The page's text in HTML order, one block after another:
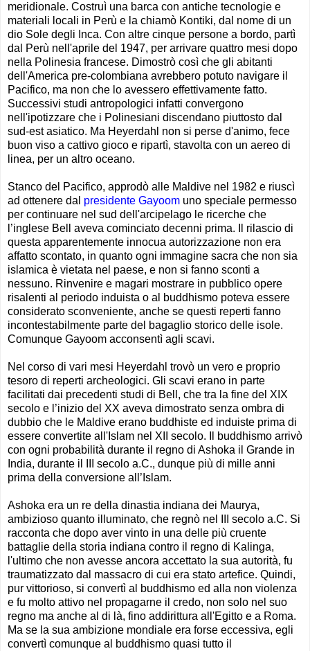
meridionale. Costruì una barca con antiche tecnologie e
materiali locali in Perù e la chiamò Kontiki, dal nome di un
dio Sole degli Inca. Con altre cinque persone a bordo, partì
dal Perù nell'aprile del 1947, per arrivare quattro mesi dopo
nella Polinesia francese. Dimostrò così che gli abitanti
dell'America pre-colombiana avrebbero potuto navigare il
Pacifico, ma non che lo avessero effettivamente fatto.
Successivi studi antropologici infatti convergono
nell'ipotizzare che i Polinesiani discendano piuttosto dal
sud-est asiatico. Ma Heyerdahl non si perse d'animo, fece
buon viso a cattivo gioco e ripartì, stavolta con un aereo di
linea, per un altro oceano.
Stanco del Pacifico, approdò alle Maldive nel 1982 e riuscì
ad ottenere dal presidente Gayoom uno speciale permesso
per continuare nel sud dell'arcipelago le ricerche che
l’inglese Bell aveva cominciato decenni prima. Il rilascio di
questa apparentemente innocua autorizzazione non era
affatto scontato, in quanto ogni immagine sacra che non sia
islamica è vietata nel paese, e non si fanno sconti a
nessuno. Rinvenire e magari mostrare in pubblico opere
risalenti al periodo induista o al buddhismo poteva essere
considerato sconveniente, anche se questi reperti fanno
incontestabilmente parte del bagaglio storico delle isole.
Comunque Gayoom acconsentì agli scavi.
Nel corso di vari mesi Heyerdahl trovò un vero e proprio
tesoro di reperti archeologici. Gli scavi erano in parte
facilitati dai precedenti studi di Bell, che tra la fine del XIX
secolo e l’inizio del XX aveva dimostrato senza ombra di
dubbio che le Maldive erano buddhiste ed induiste prima di
essere convertite all'Islam nel XII secolo. Il buddhismo arrivò
con ogni probabilità durante il regno di Ashoka il Grande in
India, durante il III secolo a.C., dunque più di mille anni
prima della conversione all’Islam.
Ashoka era un re della dinastia indiana dei Maurya,
ambizioso quanto illuminato, che regnò nel III secolo a.C. Si
racconta che dopo aver vinto in una delle più cruente
battaglie della storia indiana contro il regno di Kalinga,
l'ultimo che non avesse ancora accettato la sua autorità, fu
traumatizzato dal massacro di cui era stato artefice. Quindi,
pur vittorioso, si convertì al buddhismo ed alla non violenza
e fu molto attivo nel propagarne il credo, non solo nel suo
regno ma anche al di là, fino addirittura all'Egitto e a Roma.
Ma se la sua ambizione mondiale era forse eccessiva, egli
convertì comunque al buddhismo quasi tutto il